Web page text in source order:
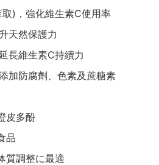
取)，強化維生素C使用率
天然保護力
長維生素C持續力
加防腐劑、色素及蔗糖素
皮多酚
品
質調整に最適